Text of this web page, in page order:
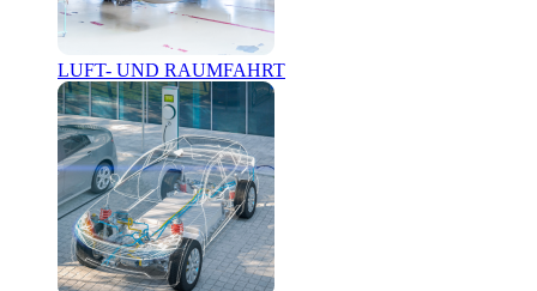
LUFT- UND RAUMFAHRT